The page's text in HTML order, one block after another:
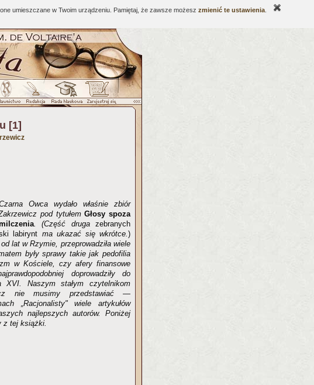
umieszczane w Twoim urządzeniu. Pamiętaj, że zawsze możesz zmienić te ustawienia
[1]
Owca wydało właśnie zbiór
pod tytułemGłosy spoza
. (Część druga zebranych
labirynt ma ukazać się wkrótce.)
lat w Rzymie, przeprowadziła wiele
były sprawy takie jak pedofilia
w Kościele, czy afery finansowe
doprowadziły do
XVI. Naszym stałym czytelnikom
nie musimy przedstawiać —
„Racjonalisty" wiele artykułów
najlepszych autorów. Poniżej
z tej książki.